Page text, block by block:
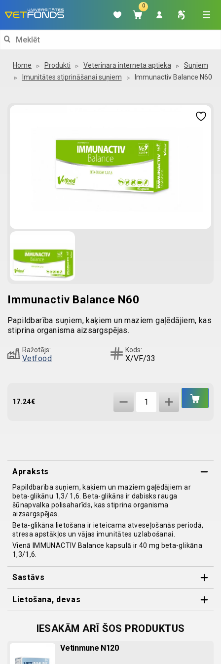
0
Search
Home Produkti Veterinārā interneta aptieka
Suņiem
Imunitātes stiprināšanai suņiem
Immunactiv Balance N60
Immunactiv Balance N60
Papildbarība suņiem, kaķiem un maziem gaļēdājiem, kas
stiprina organisma aizsargspējas.
Ražotājs:
Vetfood
Kods:
X/VF/33
17.24€
Apraksts
Papildbarība suņiem, kaķiem un maziem gaļēdājiem ar
beta-glikānu 1,3/ 1,6. Beta-glikāns ir dabisks rauga
šūnapvalka polisaharīds, kas stiprina organisma
aizsargspējas.
Beta-glikāna lietošana ir ieteicama atveseļošanās periodā,
stresa apstākļos un vājas imunitātes uzlabošanai.
Vienā IMMUNACTIV Balance kapsulā ir 40 mg beta-glikāna
1,3/1,6.
Sastāvs
rauga ekstrakts (114 g/ kg)*, hidrolizēts mājputnu proteīns,
magnija stearāts.* beta- glikāna saturs 70%.
Tehnoloģiskās piedevas: mikrokristāliskā celuloze.
Analītiskais sastāvs: kopproteīns 27,2%, kopšķiedra 57,8%,
Lietošana, devas
svara), ko dot kopā ar ēdienu:
Kaķi un mazi suņi <10 kg – 1 kapsula
IESAKĀM ARĪ ŠOS PRODUKTUS
Vetinmune N120